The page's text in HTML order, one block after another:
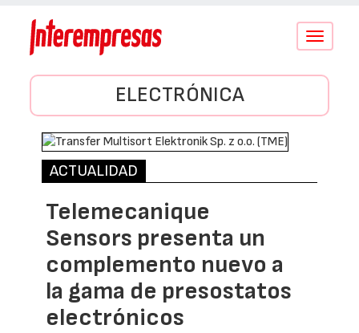
Conmutar
ELECTRÓNICA
ACTUALIDAD
Telemecanique
Sensors presenta un
complemento nuevo a
la gama de presostatos
electrónicos